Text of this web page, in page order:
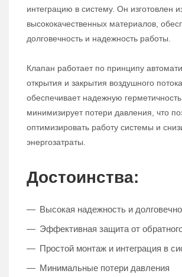
интеграцию в систему. Он изготовлен
высококачественных материалов,
долговечность и надежность работы.
Клапан работает по принципу
открытия и закрытия воздушного
обеспечивает надежную
минимизирует потери давления, что
оптимизировать работу системы и
энергозатраты.
Достоинства:
Высокая надежность и
Эффективная защита от
Простой монтаж и интеграция в
Минимальные потери давления